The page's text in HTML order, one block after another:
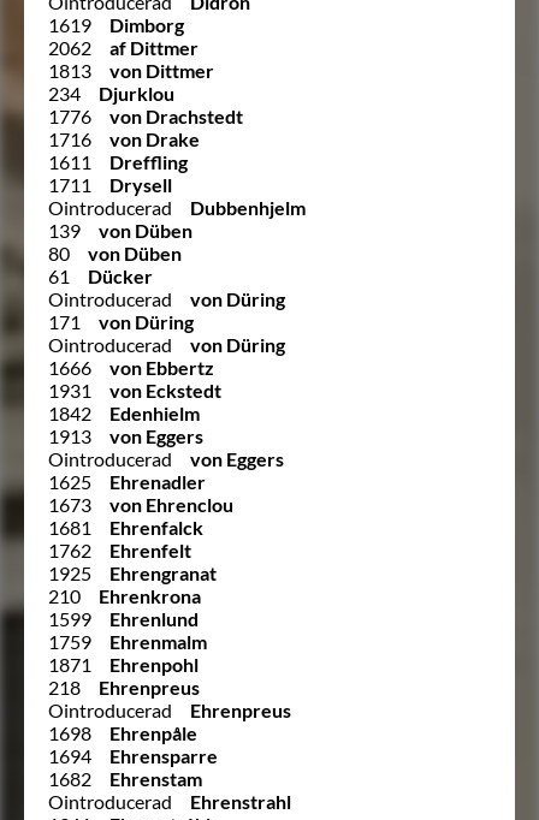
1619
Dimborg
2062
af Dittmer
1813
von Dittmer
234
Djurklou
1776
von Drachstedt
1716
von Drake
1611
Dreffling
1711
Drysell
Ointroducerad
Dubbenhjelm
139
von Düben
80
von Düben
61
Dücker
Ointroducerad
von Düring
171
von Düring
Ointroducerad
von Düring
1666
von Ebbertz
1931
von Eckstedt
1842
Edenhielm
1913
von Eggers
Ointroducerad
von Eggers
1625
Ehrenadler
1673
von Ehrenclou
1681
Ehrenfalck
1762
Ehrenfelt
1925
Ehrengranat
210
Ehrenkrona
1599
Ehrenlund
1759
Ehrenmalm
1871
Ehrenpohl
218
Ehrenpreus
Ointroducerad
Ehrenpreus
1698
Ehrenpåle
1694
Ehrensparre
1682
Ehrenstam
Ointroducerad
Ehrenstrahl